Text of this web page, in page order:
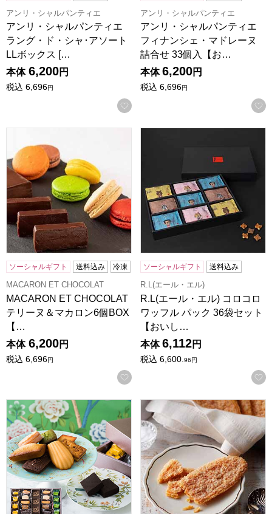
アンリ・シャルパンティエ
アンリ・シャルパンティエ
ラング・ド・シャ･アソート
LLボックス […
本体 6,200円
税込 6,696円
お気に入りに登録する
アンリ・シャルパンティエ
アンリ・シャルパンティエ
フィナンシェ・マドレーヌ
詰合せ 33個入【お…
本体 6,200円
税込 6,696円
ソーシャルギフト 送料込み 冷凍
MACARON ET CHOCOLAT
MACARON ET CHOCOLAT
テリーヌ＆マカロン6個BOX
【…
本体 6,200円
税込 6,696円
お気に入りに登録する
ソーシャルギフト 送料込み
R.L(エール・エル)
R.L(エール・エル) コロコロ
ワッフル パック 36袋セット
【おいし…
本体 6,112円
税込 6,600. 96円
パティスリー ラ・マーレ・ド・チャヤ 焼菓子詰合せ＜24個
ホテルニューオータニ リー